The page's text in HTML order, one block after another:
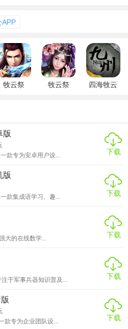
值，如温度、湿度、饲料量
送预警通知。
析功能，生成养殖报告，帮助用
喂养设备、查看监控视频等，实
的各个方面，从养殖到销售，提
步，随时随地访问数据，提高工
数据分析，提供精准决策支持。
保障用户信息安全。
APP
牧云祭 牧云祭
四海牧云
版
款专为安卓用户设...
下载
版
款集成语学习、趣...
下载
大的在线数学...
下载
于军事兵器知识普及...
下载
款专为企业团队设...
下载